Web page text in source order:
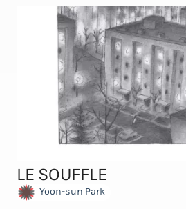
LE SOUFFLE
Yoon-sun Park